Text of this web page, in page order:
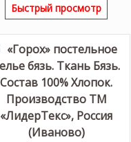
Быстрый просмотр